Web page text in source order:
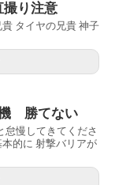
り注意
タイヤの兄貴 神子
勝てない
慢してきてくださ
的に 射撃バリアが